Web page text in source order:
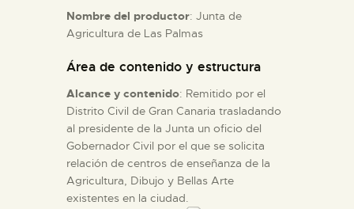
Nombre del productor: Junta de
Agricultura de Las Palmas
Área de contenido y estructura
Alcance y contenido: Remitido por el
Distrito Civil de Gran Canaria trasladando
al presidente de la Junta un oficio del
Gobernador Civil por el que se solicita
relación de centros de enseñanza de la
Agricultura, Dibujo y Bellas Arte
existentes en la ciudad.